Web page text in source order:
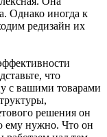
Однако иногда к
редизайн их
что
с вашими товарами
решения он
ему нужно. Что он